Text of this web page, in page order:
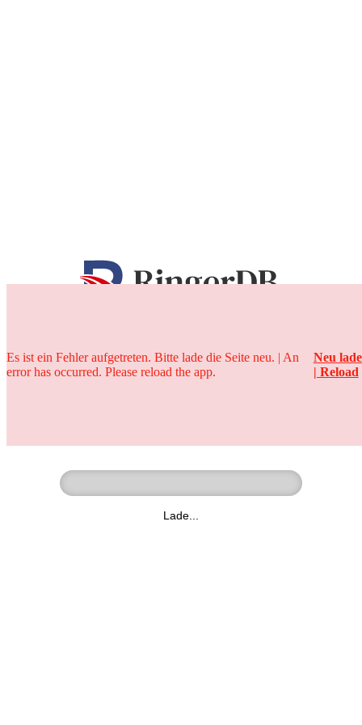
25 Jahre
Lade...
Es ist ein Fehler aufgetreten. Bitte lade die Seite neu. | An
error has occurred. Please reload the app.
Neu
| Reload